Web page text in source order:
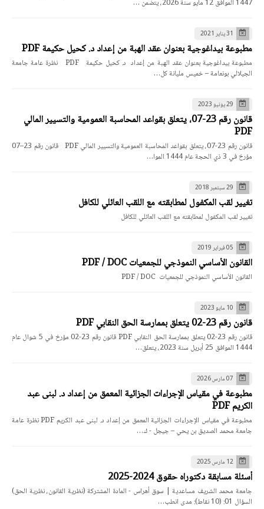
1447 الموافق 12 مايو سنة 2026، يتضمن …
31 يناير 2021
مطبوعة بيداغوجية بعنوان عقد الهبة من إعداد د. كحيل حكيمة PDF
مطبوعة بيداغوجية بعنوان عقد الهبة من إعداد د. كحيل حكيمة PDF نظرة عامة جامعة
الجيلالي بونعامة – خميس مليانة كل…
29 يونيو 2023
قانون رقم 23-07، يتعلق بقواعد المحاسبة العمومية والتسيير المالي
PDF
قانون رقم 23-07، يتعلق بقواعد المحاسبة العمومية والتسيير المالي PDF قانون رقم 23–07
مؤرخ في 3 ذي الحجة عام 1444 الموا…
29 سبتمبر 2018
تغيير لقب المكفول لمطابقته مع اللقب العائلي للكافل
تغيير لقب المكفول لمطابقته مع اللقب العائلي للكافل
05 فبراير 2019
القانون الأساسي النموذجي للجمعيات PDF / DOC
القانون الأساسي النموذجي للجمعيات PDF / DOC
10 مايو 2023
قانون رقم 23-02 يتعلق بممارسة الحق النقابي PDF
قانون رقم 23-02 يتعلق بممارسة الحق النقابي PDF قانون رقم 23-02 مؤرخ في 5 شوال عام
1444 الموافق 25 أبريل سنة 2023، يتعلق…
07 مارس 2026
مطبوعة في مقياس الإجراءات الجزائية المعمق من إعداد د. لبنى عبد
الكريم PDF
مطبوعة في مقياس الإجراءات الجزائية المعمق من إعداد د. لبنى عبد الكريم PDF نظرة عامة
جامعة محمد الصديق بن يحي – جيجل - ك…
12 مارس 2025
أسئلة مسابقة دكتوراه حقوق 2024-2025
جامعة محمد الشريف مساعدية | سوق أهراس - المادة المشتركة (نظرية القانون، نظرية الحق)
السؤال 01: (10 نقاط): مدى انطب…